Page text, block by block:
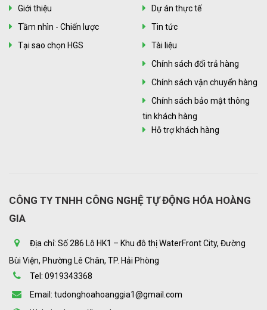
Giới thiệu
Tầm nhìn - Chiến lược
Tại sao chọn HGS
Dự án thực tế
Tin tức
Tài liệu
Chính sách đổi trả hàng
Chính sách vận chuyển hàng
Chính sách bảo mật thông
tin khách hàng
Hỗ trợ khách hàng
CÔNG TY TNHH CÔNG NGHỆ TỰ ĐỘNG HÓA HOÀNG
GIA
Địa chỉ: Số 286 Lô HK1 – Khu đô thị WaterFront City, Đường
Bùi Viện, Phường Lê Chân, TP. Hải Phòng
Tel: 0919343368
Email: tudonghoahoanggia1@gmail.com